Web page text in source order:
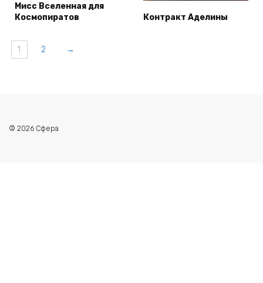
Мисс Вселенная для
Космопиратов
Контракт Аделины
1 2 →
© 2026 Сфера